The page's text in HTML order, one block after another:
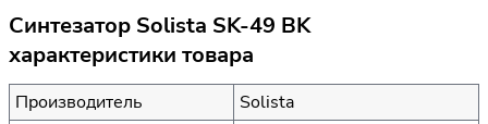
Синтезатор Solista SK-49 BK
характеристики товара
Производитель
Solista